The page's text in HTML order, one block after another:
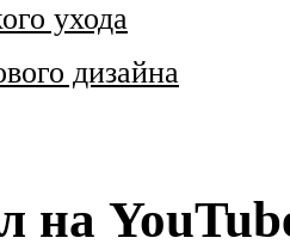
ухода
дизайна
на